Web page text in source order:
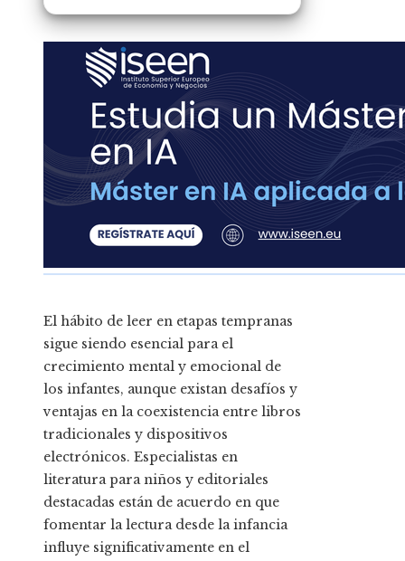
El hábito de leer en etapas tempranas
sigue siendo esencial para el
crecimiento mental y emocional de
los infantes, aunque existan desafíos y
ventajas en la coexistencia entre libros
tradicionales y dispositivos
electrónicos. Especialistas en
literatura para niños y editoriales
destacadas están de acuerdo en que
fomentar la lectura desde la infancia
influye significativamente en el